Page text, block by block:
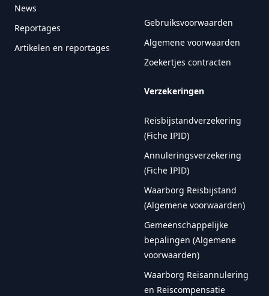
News
Reportages
Artikelen en reportages
Gebruiksvoorwaarden
Algemene voorwaarden
Zoekertjes contracten
Verzekeringen
Reisbijstandverzekering
(Fiche IPID)
Annuleringsverzekering
(Fiche IPID)
Waarborg Reisbijstand
(Algemene voorwaarden)
Gemeenschappelijke
bepalingen (Algemene
voorwaarden)
Waarborg Reisannulering
en Reiscompensatie